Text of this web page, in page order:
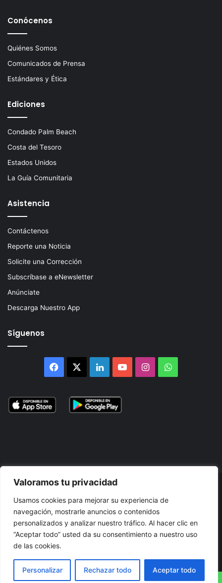
Valoramos tu privacidad
Usamos cookies para mejorar su experiencia de
navegación, mostrarle anuncios o contenidos
personalizados y analizar nuestro tráfico. Al hacer clic en
“Aceptar todo” usted da su consentimiento a nuestro uso
de las cookies.
Personalizar Rechazar todo Aceptar todo
Conócenos
Quiénes Somos
Comunicados de Prensa
Estándares y Ética
Ediciones
Condado Palm Beach
Costa del Tesoro
Estados Unidos
La Guía Comunitaria
Asistencia
Contáctenos
Reporte una Noticia
Solicite una Corrección
Subscríbase a eNewsletter
Anúnciate
Descarga Nuestro App
Síguenos
Facebook LinkedInYouTubeInstagramWhatsApp
su reproducción total o parcial, así como su traducción a cualquier
idioma sin nuestra autorización escrita.
Términos y Condiciones
Política de Privacidad
Cookies